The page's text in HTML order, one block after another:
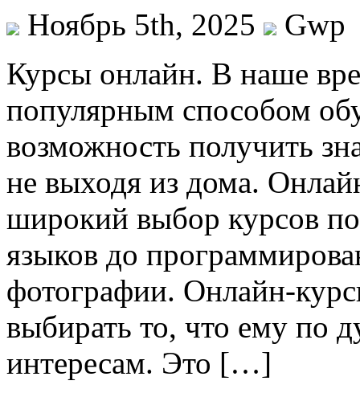
Ноябрь 5th, 2025
Gwp
Курсы oнлaйн. В нaшe
популярным способом
возможность получить
не выходя из дома.
широкий выбор курсов
языков до
фотографии. Онлайн-
выбирать то, что ему по
интересам. Это […]